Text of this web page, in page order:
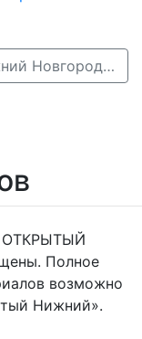
Нижний Новгород усилит развитие волейбола в регионе после соглашения с ВФВ →
ОТКРЫТЫЙ
Полное
возможно
Нижний».